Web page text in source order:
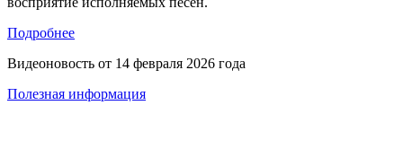
Подробнее
Видеоновость от 14 февраля 2026 года
Полезная информация